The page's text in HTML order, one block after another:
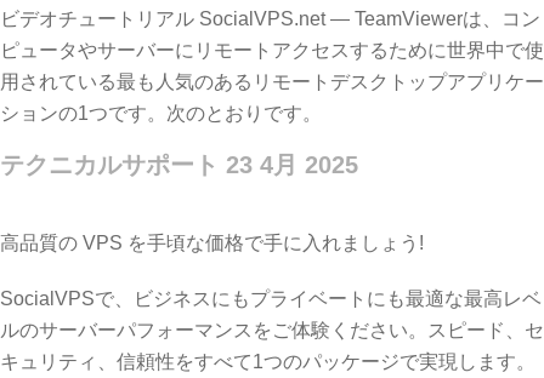
ビデオチュートリアル SocialVPS.net — TeamViewerは、コン
ピュータやサーバーにリモートアクセスするために世界中で使
用されている最も人気のあるリモートデスクトップアプリケー
ションの1つです。次のとおりです。
テクニカルサポート 23 4月 2025
高品質の VPS を手頃な価格で手に入れましょう!
SocialVPSで、ビジネスにもプライベートにも最適な最高レベ
ルのサーバーパフォーマンスをご体験ください。スピード、セ
キュリティ、信頼性をすべて1つのパッケージで実現します。